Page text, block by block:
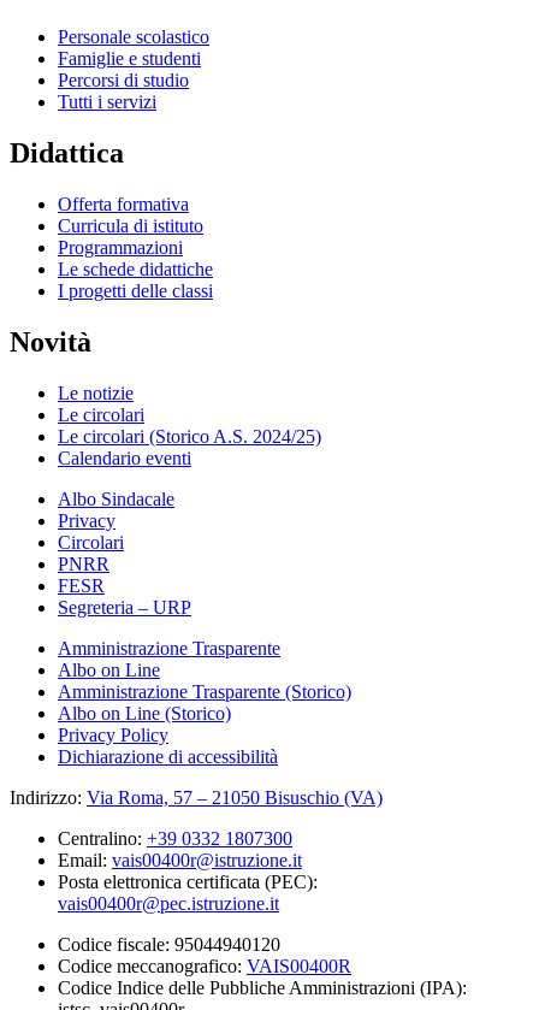
Personale scolastico
Famiglie e studenti
Percorsi di studio
Tutti i servizi
Didattica
Offerta formativa
Curricula di istituto
Programmazioni
Le schede didattiche
I progetti delle classi
Novità
Le notizie
Le circolari
Le circolari (Storico A.S. 2024/25)
Calendario eventi
Albo Sindacale
Privacy
Circolari
PNRR
FESR
Segreteria – URP
Amministrazione Trasparente
Albo on Line
Amministrazione Trasparente (Storico)
Albo on Line (Storico)
Privacy Policy
Dichiarazione di accessibilità
Indirizzo: Via Roma, 57 – 21050 Bisuschio (VA)
Centralino: +39 0332 1807300
Email: vais00400r@istruzione.it
Posta elettronica certificata (PEC):
vais00400r@pec.istruzione.it
Codice fiscale: 95044940120
Codice meccanografico: VAIS00400R
Codice Indice delle Pubbliche Amministrazioni (IPA):